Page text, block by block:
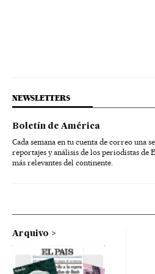
NEWSLETTERS
Boletín de América
Cada semana en tu cuenta de correo una
reportajes y análisis de los periodistas de
más relevantes del continente.
Arquivo